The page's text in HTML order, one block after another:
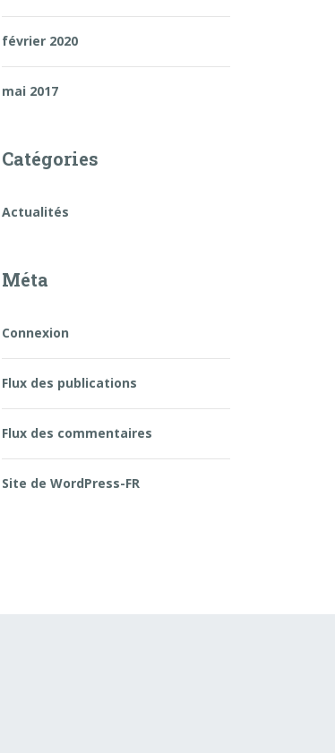
février 2020
mai 2017
Catégories
Actualités
Méta
Connexion
Flux des publications
Flux des commentaires
Site de WordPress-FR